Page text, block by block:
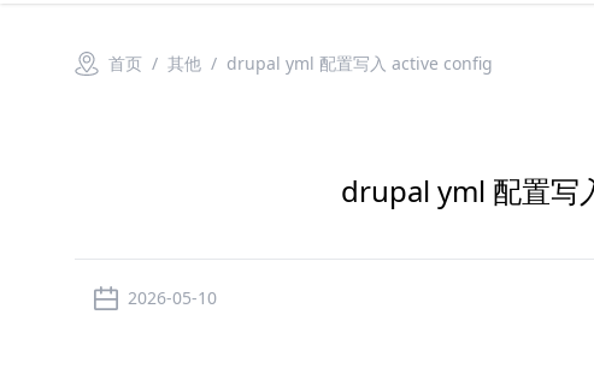
首页 / 其他 / drupal yml 配置写入 active config
drupal yml 配置写
2026-05-10